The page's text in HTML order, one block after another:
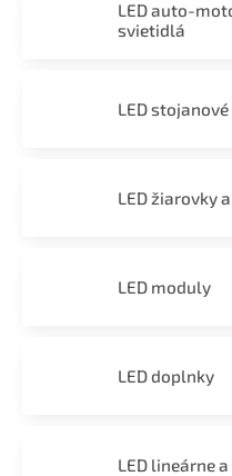
LED auto-
svietidlá
LED
LED žiarovky
LED moduly
LED doplnky
LED lineárne